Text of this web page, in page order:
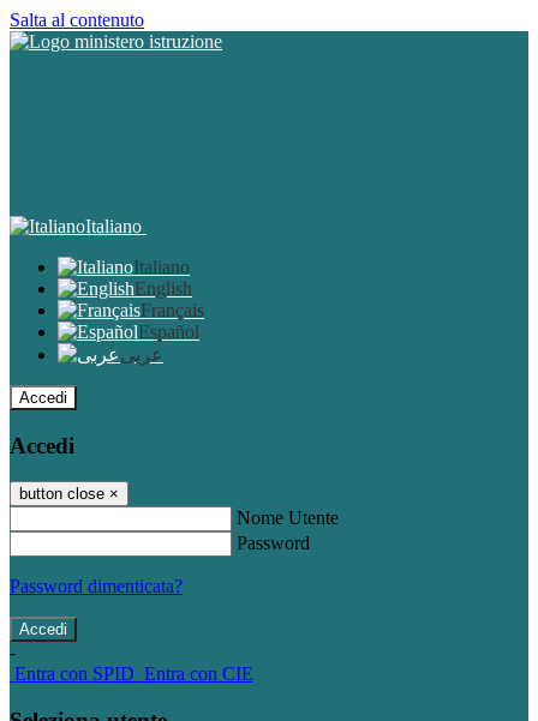
Salta al contenuto
Italiano
Italiano
English
Français
Español
عربى
Accedi
Accedi
button close ×
Nome Utente
Password
Password dimenticata?
-
Entra con SPID Entra con CIE